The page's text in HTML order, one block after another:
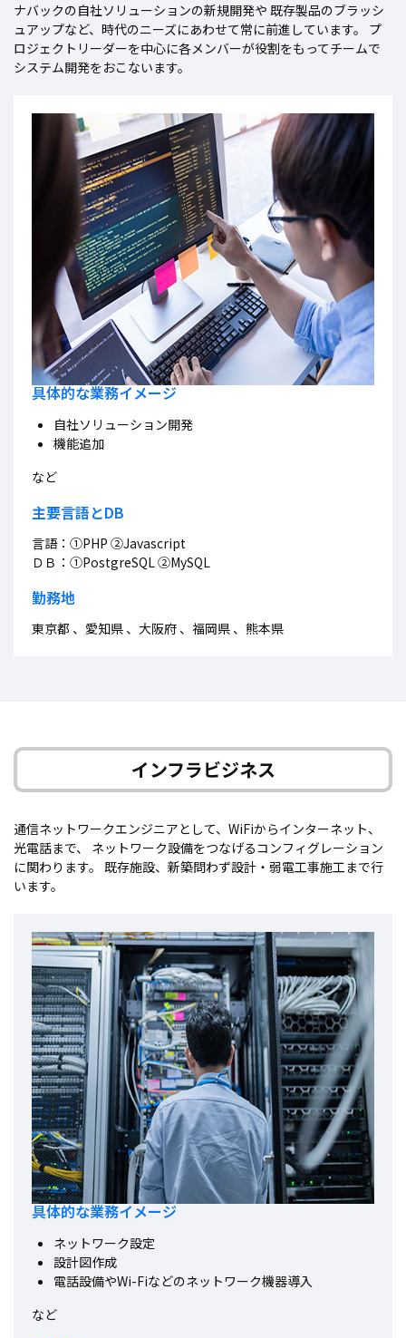
ナバックの自社ソリューションの新規開発や 既存製品のブラッシ
ュアップなど、時代のニーズにあわせて常に前進しています。
プ
ロジェクトリーダーを中心に各メンバーが役割をもってチームで
システム開発をおこないます。
具体的な業務イメージ
自社ソリューション開発
機能追加
など
主要言語とDB
言語：①PHP ②Javascript
ＤＢ：①PostgreSQL ②MySQL
勤務地
東京都 、愛知県 、大阪府 、福岡県 、熊本県
インフラビジネス
通信ネットワークエンジニアとして、WiFiからインターネット、
光電話まで、
ネットワーク設備をつなげるコンフィグレーション
に関わります。 既存施設、新築問わず設計・弱電工事施工まで行
います。
具体的な業務イメージ
ネットワーク設定
設計図作成
電話設備やWi-Fiなどのネットワーク機器導入
など